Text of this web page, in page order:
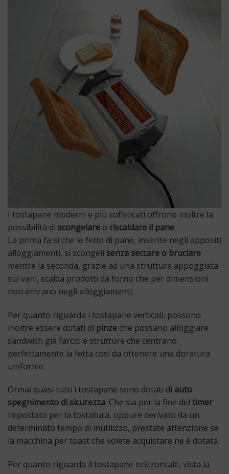
I tostapane moderni e più sofisticati offrono inoltre la
possibilità di scongelare o riscaldare il pane.
La prima fa si che le fette di pane, inserite negli appositi
alloggiamenti, si scongeli senza seccare o bruciare
mentre la seconda, grazie ad una struttura appoggiata
sui vani, scalda prodotti da forno che per dimensioni
non entrano negli alloggiamenti.
Per quanto riguarda i tostapane verticali, possono
inoltre essere dotati di pinze che possano alloggiare
sandwich già farciti e strutture che centrano
perfettamente la fetta così da ottenere una doratura
uniforme.
Ormai quasi tutti i tostapane sono dotati di auto
spegnimento di sicurezza. Che sia per la fine del timer
impostato per la tostatura, oppure derivato da un
determinato tempo di inutilizzo, prestate attenzione se
la macchina per toast che volete acquistare ne è dotata.
Per quanto riguarda il tostapane orizzontale, vista la